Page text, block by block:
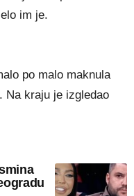
im je.
po malo maknula
Na kraju je izgledao